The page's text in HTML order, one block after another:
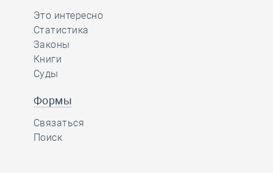
Это интересно
Статистика
Законы
Книги
Суды
Формы
Связаться
Поиск